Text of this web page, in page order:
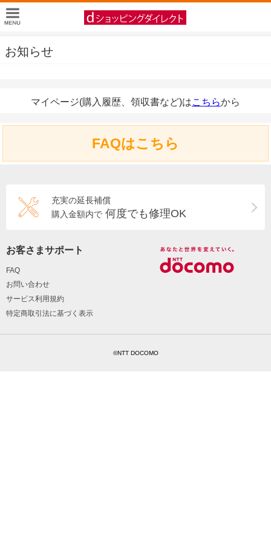
お知らせ
マイページ(購入履歴、領収書など)はこちらから
FAQはこちら
充実の延長補償
購入金額内で 何度でも修理OK
お客さまサポート
FAQ
お問い合わせ
サービス利用規約
特定商取引法に基づく表示
©NTT DOCOMO